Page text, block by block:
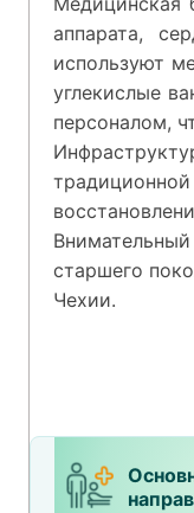
аппарата,
используют
углекислые
персоналом,
старшего
Чехии.